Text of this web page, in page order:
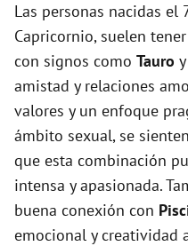
Las personas nacidas el
Capricornio, suelen
con signos como Tauro y
amistad y relaciones
valores y un enfoque
ámbito sexual, se
que esta combinación
intensa y apasionada.
buena conexión con
emocional y creatividad